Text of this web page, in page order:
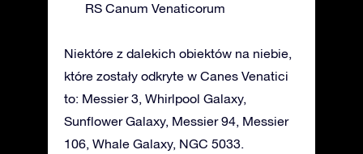
RS Canum Venaticorum
Niektóre z dalekich obiektów na niebie,
które zostały odkryte w Canes Venatici
to: Messier 3, Whirlpool Galaxy,
Sunflower Galaxy, Messier 94, Messier
106, Whale Galaxy, NGC 5033.